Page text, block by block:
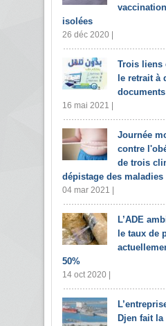
isolées
26 déc 2020 |
Trois liens
le retrait à
16 mai 2021 |
Journée
contre
de trois
dépistage des
04 mar 2021 |
L’ADE
le taux de
50%
14 oct 2020 |
Djen fait